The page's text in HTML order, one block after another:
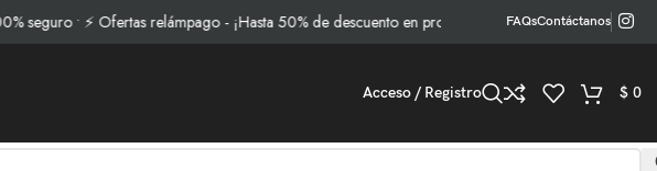
• ⚡ Ofertas relámpago - ¡Hasta 50% de descuento en productos seleccionados!
FAQsContáctanos
Acceso / Registro $ 0